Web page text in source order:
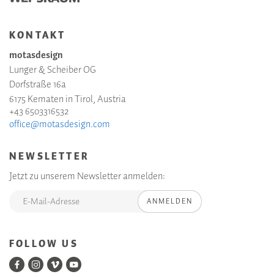
KONTAKT
motasdesign
Lunger & Scheiber OG
Dorfstraße 16a
6175 Kematen in Tirol, Austria
+43 6503316532
office@motasdesign.com
NEWSLETTER
Jetzt zu unserem Newsletter anmelden:
ANMELDEN
FOLLOW US